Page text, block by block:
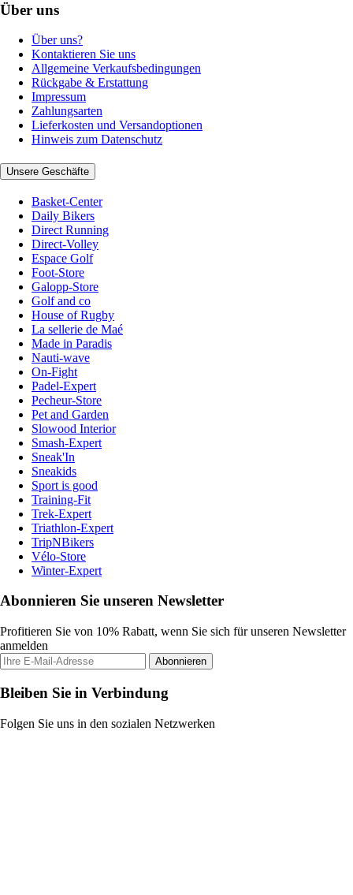
Über uns
Über uns?
Kontaktieren Sie uns
Allgemeine Verkaufsbedingungen
Rückgabe & Erstattung
Impressum
Zahlungsarten
Lieferkosten und Versandoptionen
Hinweis zum Datenschutz
Unsere Geschäfte
Basket-Center
Daily Bikers
Direct Running
Direct-Volley
Espace Golf
Foot-Store
Galopp-Store
Golf and co
House of Rugby
La sellerie de Maé
Made in Paradis
Nauti-wave
On-Fight
Padel-Expert
Pecheur-Store
Pet and Garden
Slowood Interior
Smash-Expert
Sneak'In
Sneakids
Sport is good
Training-Fit
Trek-Expert
Triathlon-Expert
TripNBikers
Vélo-Store
Winter-Expert
Abonnieren Sie unseren Newsletter
Profitieren Sie von 10% Rabatt, wenn Sie sich für unseren Newsletter
anmelden
Abonnieren
Bleiben Sie in Verbindung
Folgen Sie uns in den sozialen Netzwerken